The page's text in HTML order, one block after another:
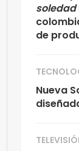
soledad
de
Nueva